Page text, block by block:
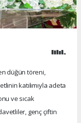
düğün töreni,
katılımıyla adeta
ve sıcak
genç çiftin